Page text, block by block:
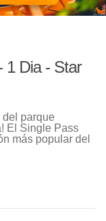
1 Dia - Star
del parque
El Single Pass
más popular del